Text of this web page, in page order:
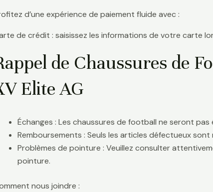
d’une expérience de paiement fluide avec :
de crédit : saisissez les informations de votre carte
de Chaussures de
Elite AG
Échanges : Les chaussures de football ne seront
Remboursements : Seuls les articles défectueux
Problèmes de pointure : Veuillez consulter
pointure.
nous joindre :